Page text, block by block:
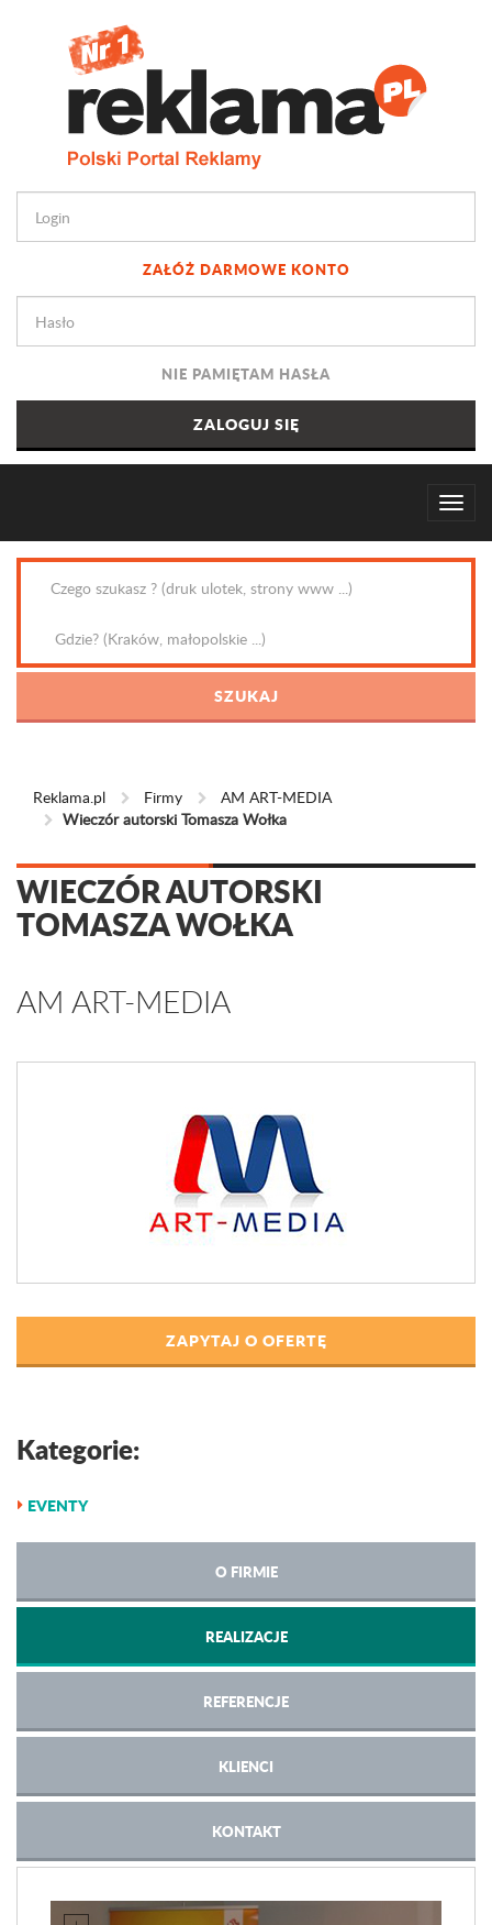
ZAŁÓŻ DARMOWE KONTO
NIE PAMIĘTAM HASŁA
Reklama.pl Firmy
AM ART-MEDIA
Wieczór autorski Tomasza Wołka
WIECZÓR AUTORSKI
TOMASZA WOŁKA
AM ART-MEDIA
ZAPYTAJ O OFERTĘ
Kategorie:
EVENTY
O FIRMIE
REALIZACJE
REFERENCJE
KLIENCI
KONTAKT